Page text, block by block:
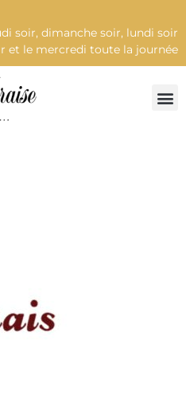
soir, dimanche soir, lundi soir
et le mercredi toute la journée